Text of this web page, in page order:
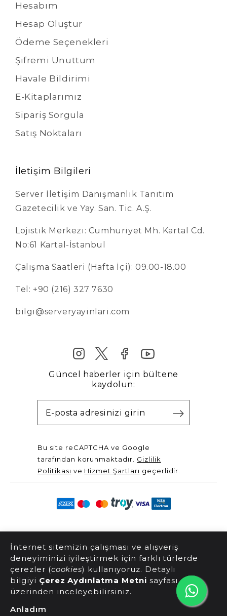
İnternet sitemizin çalışması ve alışveriş
deneyiminizi iyileştirmek için farklı türlerde
çerezler (cookies) kullanıyoruz. Detaylı
bilgiyi Çerez Aydınlatma Metni sayfası
üzerinden inceleyebilirsiniz.
Anladım
Hesabım
Hesap Oluştur
Ödeme Seçenekleri
Şifremi Unuttum
Havale Bildirimi
E-Kitaplarımız
Sipariş Sorgula
Satış Noktaları
İletişim Bilgileri
Server İletişim Danışmanlık Tanıtım
Gazetecilik ve Yay. San. Tic. A.Ş.
Lojistik Merkezi: Cumhuriyet Mh. Kartal Cd.
No:61 Kartal-İstanbul
Çalışma Saatleri (Hafta İçi): 09.00-18.00
Tel: +90 (216) 327 7630
bilgi@serveryayinlari.com
Güncel haberler için bültene
kaydolun:
Bu site reCAPTCHA ve Google
tarafından korunmaktadır. Gizlilik
Politikası ve Hizmet Şartları geçerlidir.